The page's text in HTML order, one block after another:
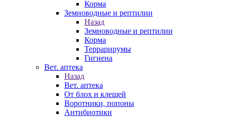
Корма
Земноводные и рептилии
Назад
Земноводные и рептилии
Корма
Террарирумы
Гигиена
Вет. аптека
Назад
Вет. аптека
От блох и клещей
Воротники, попоны
Антибиотики